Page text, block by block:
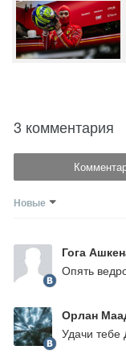
3 комментария
Новые
Гога
Опять
Орлан
Удачи тебе